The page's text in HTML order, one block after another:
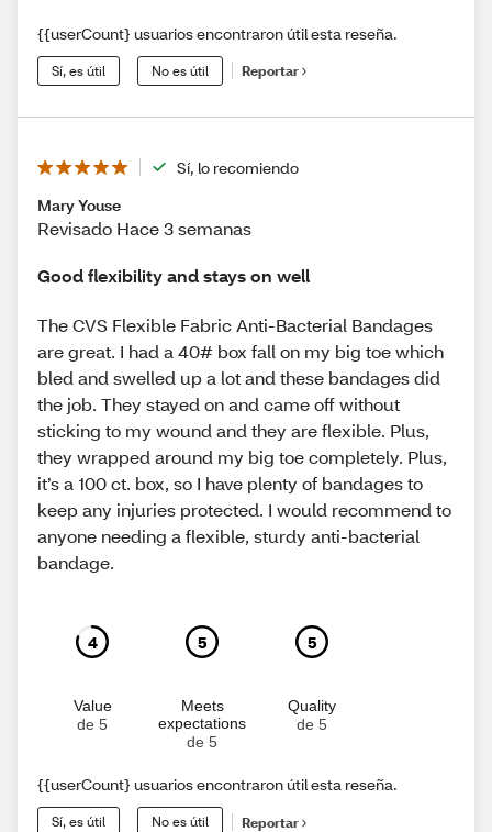
{{userCount} usuarios encontraron útil esta reseña.
Sí, es útil No es útil Reportar
Sí, lo recomiendo
Mary Youse
Revisado Hace 3 semanas
Good flexibility and stays on well
The CVS Flexible Fabric Anti-Bacterial Bandages
are great. I had a 40# box fall on my big toe which
bled and swelled up a lot and these bandages did
the job. They stayed on and came off without
sticking to my wound and they are flexible. Plus,
they wrapped around my big toe completely. Plus,
it’s a 100 ct. box, so I have plenty of bandages to
keep any injuries protected. I would recommend to
anyone needing a flexible, sturdy anti-bacterial
bandage.
4
Value
de 5
5
Meets
expectations
de 5
5
Quality
de 5
{{userCount} usuarios encontraron útil esta reseña.
Sí, es útil No es útil Reportar